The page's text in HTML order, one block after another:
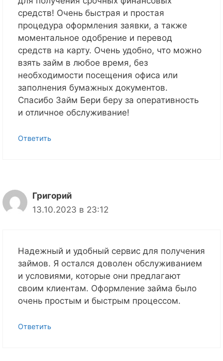
средств! Очень быстрая и простая
процедура оформления заявки, а также
моментальное одобрение и перевод
средств на карту. Очень удобно, что можно
взять займ в любое время, без
необходимости посещения офиса или
заполнения бумажных документов.
Спасибо Займ Бери беру за оперативность
и отличное обслуживание!
Ответить
Григорий
13.10.2023 в 23:12
Надежный и удобный сервис для получения
займов. Я остался доволен обслуживанием
и условиями, которые они предлагают
своим клиентам. Оформление займа было
очень простым и быстрым процессом.
Ответить